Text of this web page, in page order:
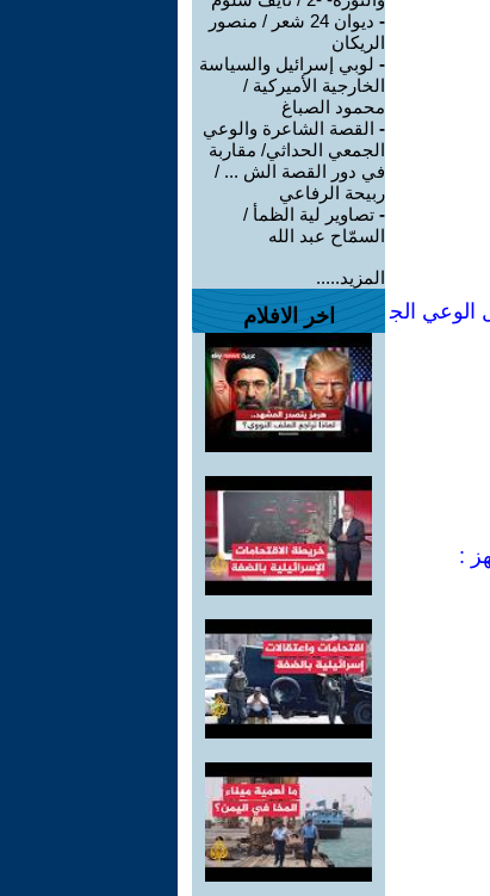
الوعي الج
:
-
ديوان 24 شعر / منصور
الريكان
- لوبي إسرائيل والسياسة
الخارجية الأميركية /
محمود الصباغ
- القصة الشاعرة والوعي
الجمعي الحداثي/ مقاربة
في دور القصة الش ... /
ربيحة الرفاعي
- تصاوير لية الظمأ /
السمّاح عبد الله
المزيد.....
اخر الافلام